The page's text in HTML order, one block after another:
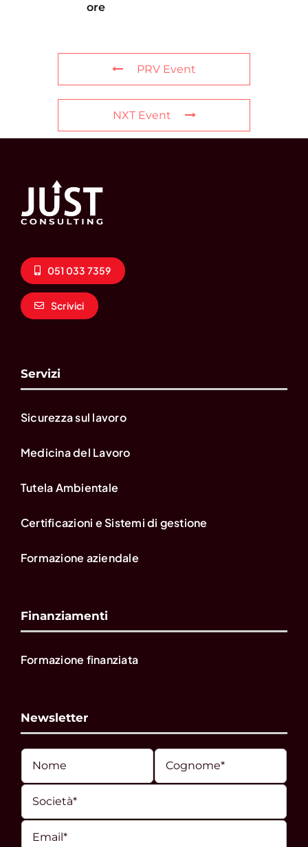
ore
PRV Event
NXT Event
051 033 7359
Scrivici
Servizi
Sicurezza sul lavoro
Medicina del Lavoro
Tutela Ambientale
Certificazioni e Sistemi di gestione
Formazione aziendale
Finanziamenti
Formazione finanziata
Newsletter